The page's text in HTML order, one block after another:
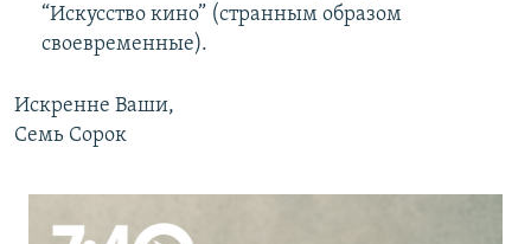
“Искусство кино” (странным образом
своевременные).
Искренне Ваши,
Семь Сорок